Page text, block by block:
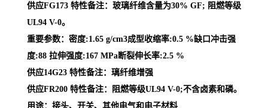
供应FG173 特性备注：玻璃纤维含量为30% GF; 阻燃等级
UL94 V-0。
重要参数：密度:1.65 g/cm3成型收缩率:0.5 %缺口冲击强
度:88 拉伸强度:167 MPa断裂伸长率:2.5 %
供应14G23 特性备注：璃纤维增强
供应FR200 特性备注：阻燃等级UL94 V-0;不含卤素和磷。
用途：接头、开关、其他电气和电子材料